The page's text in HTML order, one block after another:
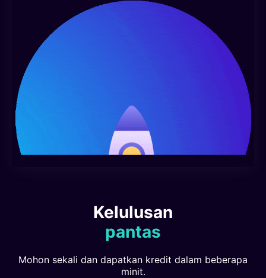
Kelulusan
pantas
Mohon sekali dan dapatkan kredit dalam beberapa
minit.